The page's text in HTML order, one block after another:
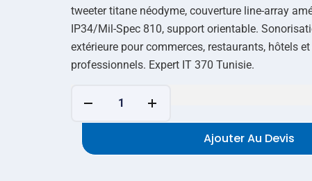
tweeter titane néodyme, couverture line-array
IP34/Mil-Spec 810, support orientable.
extérieure pour commerces, restaurants, hôtels
professionnels. Expert IT 370 Tunisie.
Ajouter Au Devis